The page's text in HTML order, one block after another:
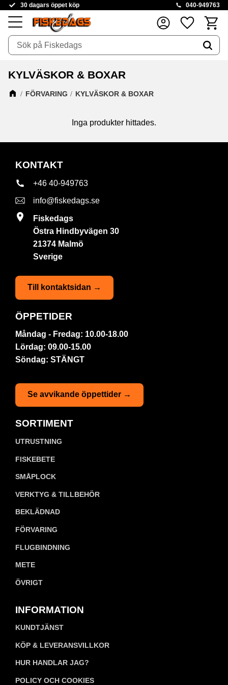
Meny
30 dagars öppet köp 040-949763
Favoriter
KYLVÄSKOR & BOXAR
FÖRVARING KYLVÄSKOR & BOXAR
Inga produkter hittades.
KONTAKT
+46 40-949763
info@fiskedags.se
Fiskedags
Östra Hindbyvägen 30
21374 Malmö
Sverige
Till kontaktsidan →
ÖPPETIDER
Måndag - Fredag: 10.00-18.00
Lördag: 09.00-15.00
Söndag: STÄNGT
Se avvikande öppettider →
SORTIMENT
UTRUSTNING
FISKEBETE
SMÅPLOCK
VERKTYG & TILLBEHÖR
BEKLÄDNAD
FÖRVARING
FLUGBINDNING
METE
ÖVRIGT
INFORMATION
KUNDTJÄNST
KÖP & LEVERANSVILLKOR
HUR HANDLAR JAG?
POLICY OCH COOKIES